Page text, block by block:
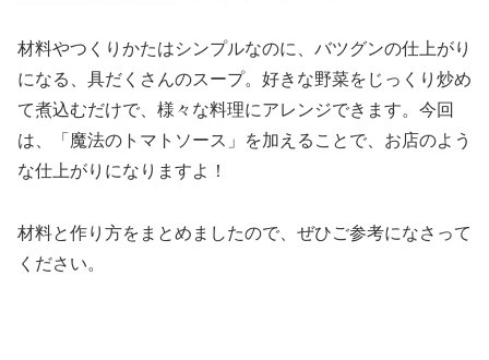
材料やつくりかたはシンプルなのに、バツグンの仕上がり
になる、具だくさんのスープ。好きな野菜をじっくり炒め
て煮込むだけで、様々な料理にアレンジできます。今回
は、「魔法のトマトソース」を加えることで、お店のよう
な仕上がりになりますよ！
材料と作り方をまとめましたので、ぜひご参考になさって
ください。